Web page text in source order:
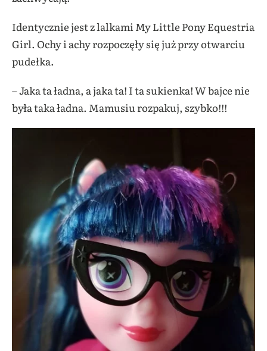
Identycznie jest z lalkami My Little Pony Equestria
Girl. Ochy i achy rozpoczęły się już przy otwarciu
pudełka.
– Jaka ta ładna, a jaka ta! I ta sukienka! W bajce nie
była taka ładna. Mamusiu rozpakuj, szybko!!!